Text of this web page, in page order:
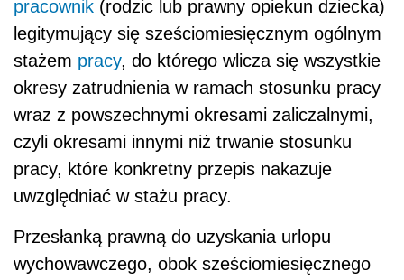
pracownik (rodzic lub prawny opiekun dziecka)
legitymujący się sześciomiesięcznym ogólnym
stażem pracy, do którego wlicza się wszystkie
okresy zatrudnienia w ramach stosunku pracy
wraz z powszechnymi okresami zaliczalnymi,
czyli okresami innymi niż trwanie stosunku
pracy, które konkretny przepis nakazuje
uwzględniać w stażu pracy.
Przesłanką prawną do uzyskania urlopu
wychowawczego, obok sześciomiesięcznego